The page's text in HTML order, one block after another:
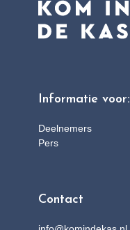
Informatie voor:
Deelnemers
Pers
Contact